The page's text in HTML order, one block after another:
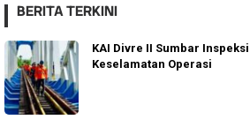
BERITA TERKINI
KAI Divre II Sumbar
Keselamatan Operasi